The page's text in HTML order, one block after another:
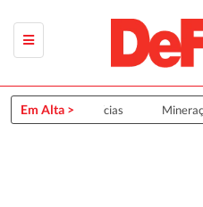
Em Alta >
Últimas Notícias Mineração